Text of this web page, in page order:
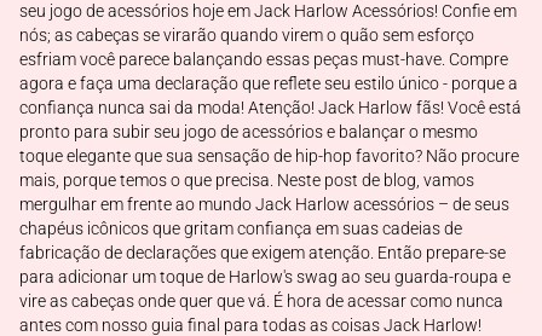
seu jogo de acessórios hoje em Jack Harlow Acessórios! Confie em
nós; as cabeças se virarão quando virem o quão sem esforço
esfriam você parece balançando essas peças must-have. Compre
agora e faça uma declaração que reflete seu estilo único - porque a
confiança nunca sai da moda! Atenção! Jack Harlow fãs! Você está
pronto para subir seu jogo de acessórios e balançar o mesmo
toque elegante que sua sensação de hip-hop favorito? Não procure
mais, porque temos o que precisa. Neste post de blog, vamos
mergulhar em frente ao mundo Jack Harlow acessórios – de seus
chapéus icônicos que gritam confiança em suas cadeias de
fabricação de declarações que exigem atenção. Então prepare-se
para adicionar um toque de Harlow's swag ao seu guarda-roupa e
vire as cabeças onde quer que vá. É hora de acessar como nunca
antes com nosso guia final para todas as coisas Jack Harlow!